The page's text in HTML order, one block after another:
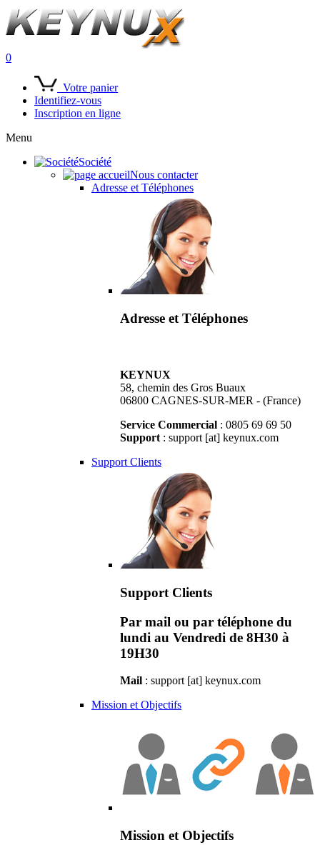
0
Votre panier
Identifiez-vous
Inscription en ligne
Menu
Société
Nous contacter
Adresse et Téléphones
Adresse et Téléphones
KEYNUX
58, chemin des Gros Buaux
06800 CAGNES-SUR-MER - (France)
Service Commercial : 0805 69 69 50
Support : support [at] keynux.com
Support Clients
Support Clients
Par mail ou par téléphone du
lundi au Vendredi de 8H30 à
19H30
Mail : support [at] keynux.com
Mission et Objectifs
Mission et Objectifs